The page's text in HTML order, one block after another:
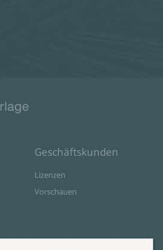
Geschäftskunden
Lizenzen
Vorschauen